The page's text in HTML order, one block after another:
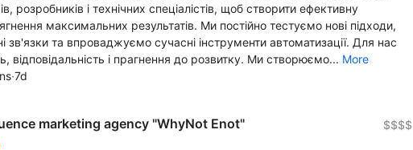
розробників і технічних спеціалістів, щоб створити ефективну
максимальних результатів. Ми постійно тестуємо нові підходи,
зв'язки та впроваджуємо сучасні інструменти автоматизації. Для нас
відповідальність і прагнення до розвитку. Ми створюємо... More
·7d
marketing agency "WhyNot Enot" $$$$